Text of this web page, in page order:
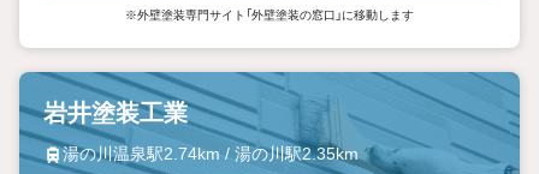
※外壁塗装専門サイト「外壁塗装の窓口」に移動します
岩井塗装工業
湯の川温泉駅2.74km / 湯の川駅2.35km